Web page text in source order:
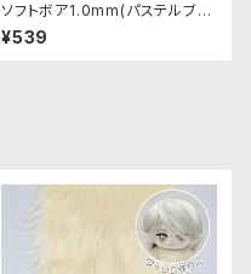
ソフトボア1.0mm(パステルブル
ー)SSB115 ぬいぐるみ用短毛ボ
ア生地 20cm
¥539